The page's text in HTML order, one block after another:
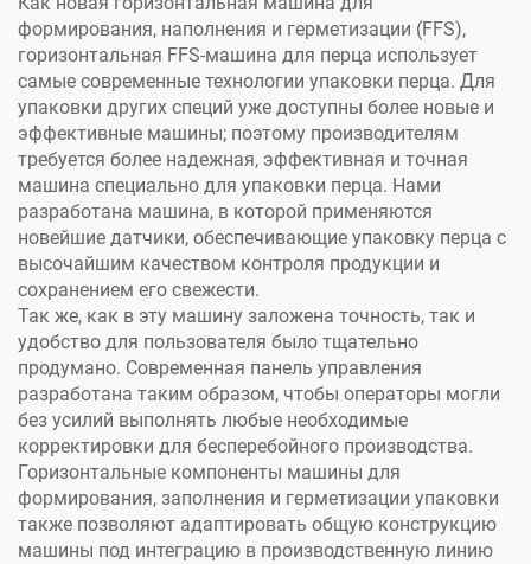
формирования, наполнения и герметизации (FFS),
горизонтальная FFS-машина для перца использует
самые современные технологии упаковки перца. Для
упаковки других специй уже доступны более новые и
эффективные машины; поэтому производителям
требуется более надежная, эффективная и точная
машина специально для упаковки перца. Нами
разработана машина, в которой применяются
новейшие датчики, обеспечивающие упаковку перца с
высочайшим качеством контроля продукции и
сохранением его свежести.
Так же, как в эту машину заложена точность, так и
удобство для пользователя было тщательно
продумано. Современная панель управления
разработана таким образом, чтобы операторы могли
без усилий выполнять любые необходимые
корректировки для бесперебойного производства.
Горизонтальные компоненты машины для
формирования, заполнения и герметизации упаковки
также позволяют адаптировать общую конструкцию
машины под интеграцию в производственную линию